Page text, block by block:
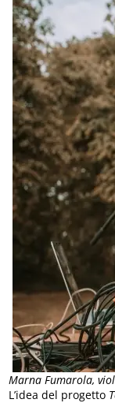
Marna Fumarola,
L’idea del progetto